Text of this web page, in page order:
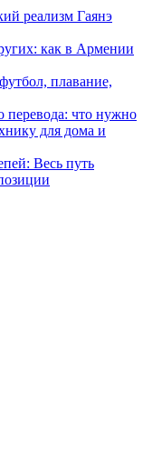
реализм Гаянэ
как в Армении
плавание,
перевода: что нужно
для дома и
Весь путь